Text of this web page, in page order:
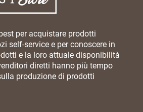
per acquistare prodotti
self-service e per conoscere in
e la loro attuale disponibilità
diretti hanno più tempo
produzione di prodotti